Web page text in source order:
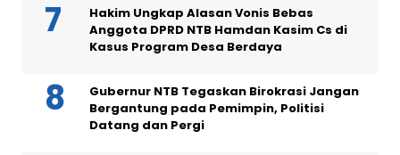
Hakim Ungkap Alasan Vonis Bebas
Anggota DPRD NTB Hamdan Kasim Cs di
Kasus Program Desa Berdaya
Gubernur NTB Tegaskan Birokrasi Jangan
Bergantung pada Pemimpin, Politisi
Datang dan Pergi